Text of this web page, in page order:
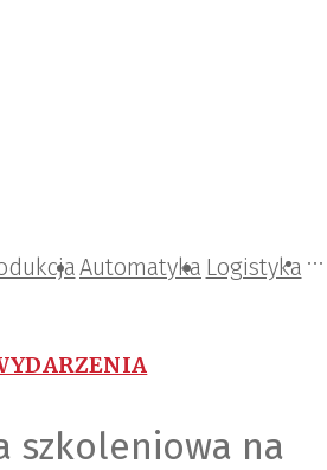
Automatyka Logistyka
konstrukcje
szkoleniowa na